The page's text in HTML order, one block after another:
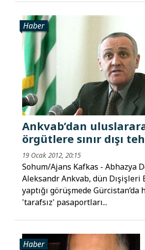
Haber
Ankvab’dan
örgütlere sınır dışı
19 Ocak 2012, 20:15
Sohum/Ajans Kafkas - Abhazya
Aleksandr Ankvab, dün Dışişleri
yaptığı görüşmede Gürcistan’da
'tarafsız' pasaportları...
Haber